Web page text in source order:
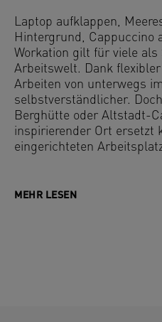
Laptop aufklappen,
Hintergrund, Cappuccino
Workation gilt für viele
Arbeitswelt. Dank
Arbeiten von unterwegs
selbstverständlicher.
Berghütte oder Altstadt-
inspirierender Ort ersetzt
eingerichteten
MEHR LESEN